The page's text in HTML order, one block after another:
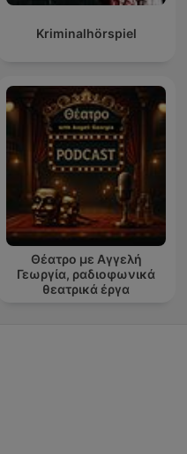
Kriminalhörspiel
Θέατρο με Αγγελή
Γεωργία, ραδιοφωνικά
θεατρικά έργα